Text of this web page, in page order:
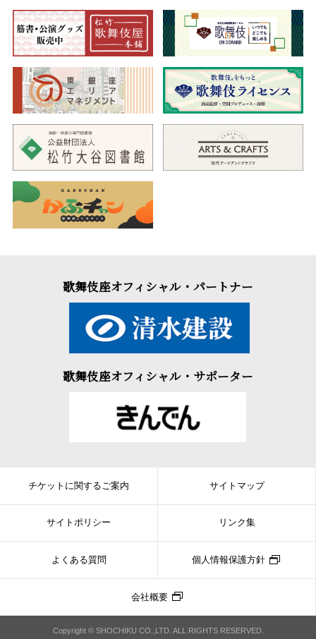
歌舞伎座オフィシャル・パートナー
歌舞伎座オフィシャル・サポーター
チケットに関するご案内 サイトマップ
サイトポリシー リンク集
よくある質問 個人情報保護方針
会社概要
Copyright © SHOCHIKU CO.,LTD. ALL RIGHTS RESERVED.